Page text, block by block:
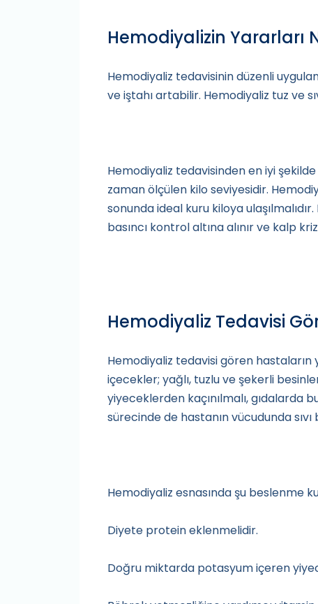
Hemodiyalizin Yararları
Hemodiyaliz tedavisinin düzenli
ve iştahı artabilir. Hemodiyaliz tuz ve
Hemodiyaliz tedavisinden en iyi şekilde
zaman ölçülen kilo seviyesidir.
sonunda ideal kuru kiloya
basıncı kontrol altına alınır ve kalp
Hemodiyaliz Tedavisi
Hemodiyaliz tedavisi gören
içecekler; yağlı, tuzlu ve şekerli
yiyeceklerden kaçınılmalı, gıdalarda
sürecinde de hastanın vücudunda
Hemodiyaliz esnasında şu beslenme
Diyete protein eklenmelidir.
Doğru miktarda potasyum içeren